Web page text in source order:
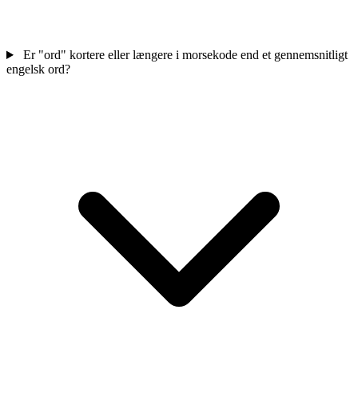
Er "ord" kortere eller længere i morsekode end et gennemsnitligt
engelsk ord?